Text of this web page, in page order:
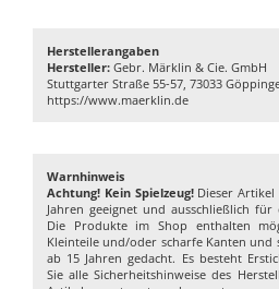
Herstellerangaben
Hersteller: Gebr. Märklin & Cie. GmbH
Stuttgarter Straße 55-57, 73033
https://www.maerklin.de
Warnhinweis
Achtung! Kein Spielzeug! Dieser
Jahren geeignet und ausschließlich
Die Produkte im Shop enthalten
Kleinteile und/oder scharfe Kanten
ab 15 Jahren gedacht. Es besteht
Sie alle Sicherheitshinweise des